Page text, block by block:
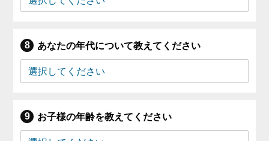
あなたの年代について教えてください
お子様の年齢を教えてください